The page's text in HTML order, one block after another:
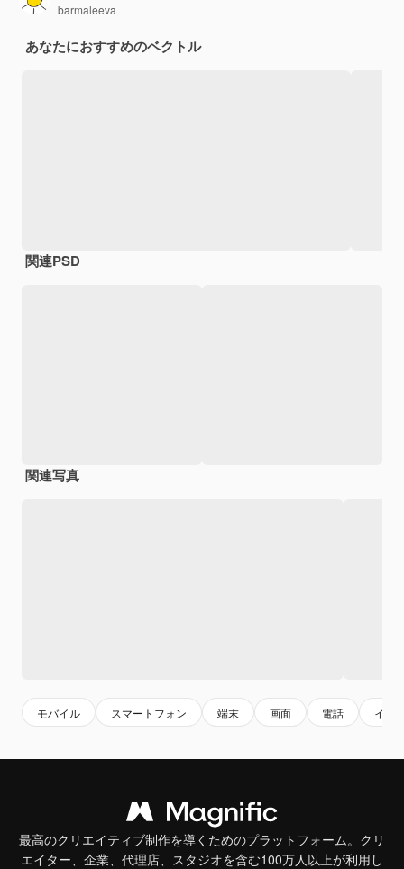
barmaleeva
あなたにおすすめのベクトル
関連PSD
関連写真
モバイル スマートフォン 端末 画面 電話 イン
最高のクリエイティブ制作を導くためのプラットフォーム。クリ
エイター、企業、代理店、スタジオを含む100万人以上が利用し